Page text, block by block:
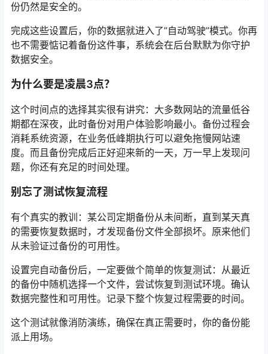
份仍然是安全的。
完成这些设置后，你的数据就进入了”自动驾驶”模式。你再
也不需要惦记着备份这件事，系统会在后台默默为你守护
数据安全。
为什么要是凌晨3点？
这个时间点的选择其实很有讲究：大多数网站的流量低谷
期都在深夜，此时备份对用户体验影响最小。备份过程会
消耗系统资源，在业务低峰期执行可以避免拖慢网站速
度。而且备份完成后正好迎来新的一天，万一早上发现问
题，你还有充足的时间处理。
别忘了测试恢复流程
有个真实的教训：某公司定期备份从未间断，直到某天真
的需要恢复数据时，才发现备份文件全部损坏。原来他们
从未验证过备份的可用性。
设置完自动备份后，一定要做个简单的恢复测试：从最近
的备份中随机选择一个文件，尝试恢复到测试环境。确认
数据完整性和可用性。记录下整个恢复过程需要的时间。
这个测试就像消防演练，确保在真正需要时，你的备份能
派上用场。